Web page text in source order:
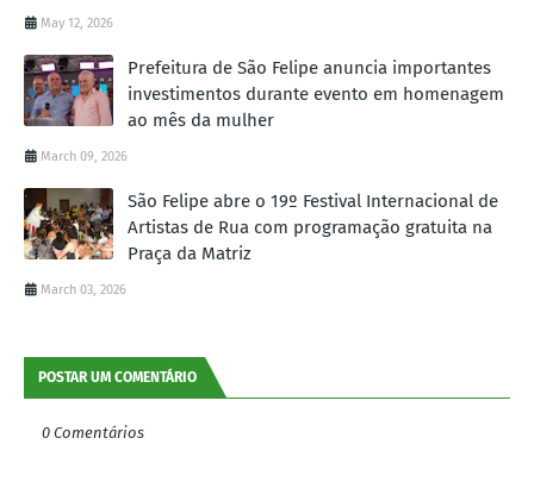
May 12, 2026
Prefeitura de São Felipe anuncia importantes
investimentos durante evento em homenagem
ao mês da mulher
March 09, 2026
São Felipe abre o 19º Festival Internacional de
Artistas de Rua com programação gratuita na
Praça da Matriz
March 03, 2026
POSTAR UM COMENTÁRIO
0 Comentários